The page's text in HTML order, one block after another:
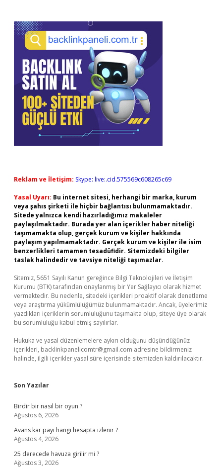
Sidebar
Reklam ve İletişim: Skype: live:.cid.575569c608265c69
Yasal Uyarı: Bu internet sitesi, herhangi bir marka, kurum
veya şahıs şirketi ile hiçbir bağlantısı bulunmamaktadır.
Sitede yalnızca kendi hazırladığımız makaleler
paylaşılmaktadır. Burada yer alan içerikler haber niteliği
taşımamakta olup, gerçek kurum ve kişiler hakkında
paylaşım yapılmamaktadır. Gerçek kurum ve kişiler ile isim
benzerlikleri tamamen tesadüfidir. Sitemizdeki bilgiler
taslak halindedir ve tavsiye niteliği taşımazlar.
Sitemiz, 5651 Sayılı Kanun gereğince Bilgi Teknolojileri ve İletişim
Kurumu (BTK) tarafından onaylanmış bir Yer Sağlayıcı olarak hizmet
vermektedir. Bu nedenle, sitedeki içerikleri proaktif olarak denetleme
veya araştırma yükümlülüğümüz bulunmamaktadır. Ancak, üyelerimiz
yazdıkları içeriklerin sorumluluğunu taşımakta olup, siteye üye olarak
bu sorumluluğu kabul etmiş sayılırlar.
Hukuka ve yasal düzenlemelere aykırı olduğunu düşündüğünüz
içerikleri, backlinkpanelicomtr@gmail.com adresine bildirmeniz
halinde, ilgili içerikler yasal süre içerisinde sitemizden kaldırılacaktır.
Son Yazılar
Birdir bir nasıl bir oyun ?
Ağustos 6, 2026
Avans kar payı hangi hesapta izlenir ?
Ağustos 4, 2026
25 derecede havuza girilir mi ?
Ağustos 3, 2026